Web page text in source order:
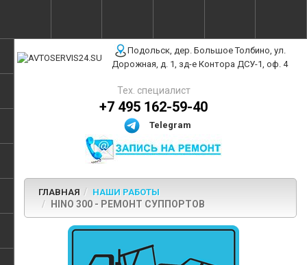
Подольск, дер. Большое Толбино, ул.
Дорожная, д. 1, зд-е Контора ДСУ-1, оф. 4
Тех. специалист
+7 495 162-59-40
Telegram
ГЛАВНАЯ НАШИ РАБОТЫ
HINO 300 - РЕМОНТ СУППОРТОВ